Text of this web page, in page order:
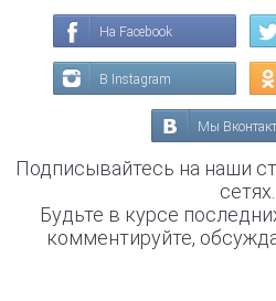
На Facebook
В Instagram
Мы
Подписывайтесь на наши
сетях.
Будьте в курсе
комментируйте,